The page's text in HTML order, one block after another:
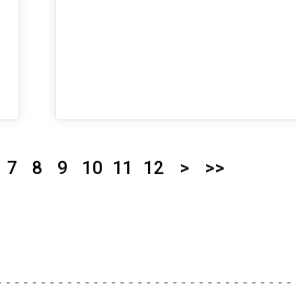
7 8 9 10 11 12 > >>